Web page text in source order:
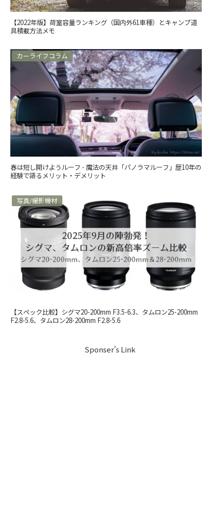
【2022年版】荷室容量ランキング（国内外61車種）とキャンプ道
具積載方法メモ
カーライフコラム
春は短し開けようルーフ - 魔法の天井「パノラマルーフ」歴10年の
経験で語るメリット・デメリット
写真/撮影機材
【スペック比較】シグマ20-200mm F3.5-6.3、タムロン25-200mm
F2.8-5.6、タムロン28-200mm F2.8-5.6
Sponser’s Link